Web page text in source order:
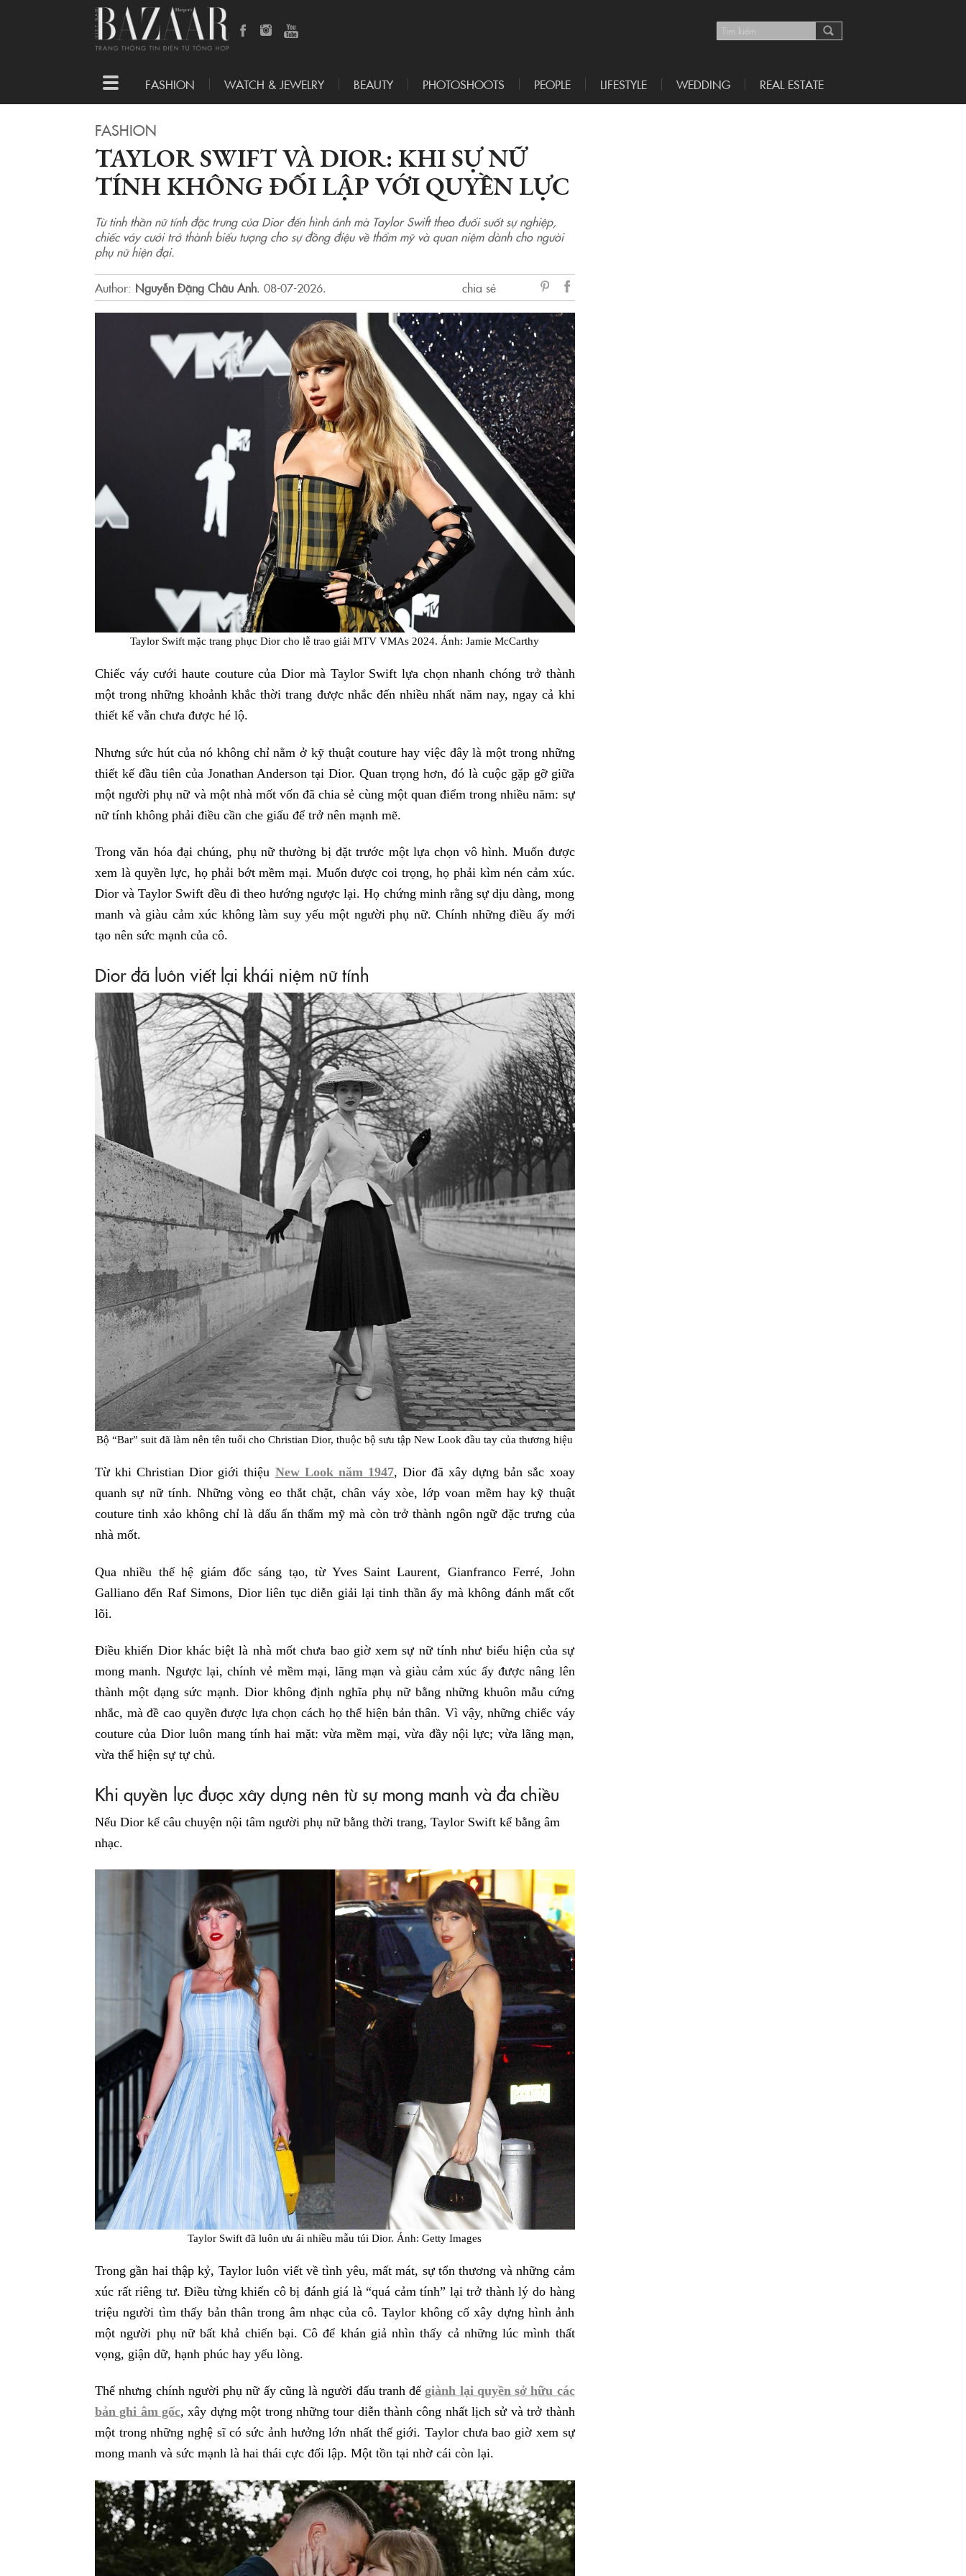
Toggle
navigation
FASHION WATCH & JEWELRY BEAUTY PHOTOSHOOTS PEOPLE LIFESTYLE WEDDING REAL ESTATE
FASHION
TAYLOR SWIFT VÀ DIOR: KHI SỰ NỮ
TÍNH KHÔNG ĐỐI LẬP VỚI QUYỀN LỰC
Từ tinh thần nữ tính đặc trưng của Dior đến hình ảnh mà Taylor Swift theo đuổi suốt sự nghiệp,
chiếc váy cưới trở thành biểu tượng cho sự đồng điệu về thẩm mỹ và quan niệm dành cho người
phụ nữ hiện đại.
Author: Nguyễn Đặng Châu Anh. 08-07-2026.
chia sẻ
Facebook
Taylor Swift mặc trang phục Dior cho lễ trao giải MTV VMAs 2024. Ảnh: Jamie McCarthy
Chiếc váy cưới haute couture của Dior mà Taylor Swift lựa chọn nhanh chóng trở thành
một trong những khoảnh khắc thời trang được nhắc đến nhiều nhất năm nay, ngay cả khi
thiết kế vẫn chưa được hé lộ.
Nhưng sức hút của nó không chỉ nằm ở kỹ thuật couture hay việc đây là một trong những
thiết kế đầu tiên của Jonathan Anderson tại Dior. Quan trọng hơn, đó là cuộc gặp gỡ giữa
một người phụ nữ và một nhà mốt vốn đã chia sẻ cùng một quan điểm trong nhiều năm: sự
nữ tính không phải điều cần che giấu để trở nên mạnh mẽ.
Trong văn hóa đại chúng, phụ nữ thường bị đặt trước một lựa chọn vô hình. Muốn được
xem là quyền lực, họ phải bớt mềm mại. Muốn được coi trọng, họ phải kìm nén cảm xúc.
Dior và Taylor Swift đều đi theo hướng ngược lại. Họ chứng minh rằng sự dịu dàng, mong
manh và giàu cảm xúc không làm suy yếu một người phụ nữ. Chính những điều ấy mới
tạo nên sức mạnh của cô.
Dior đã luôn viết lại khái niệm nữ tính
Bộ “Bar” suit đã làm nên tên tuổi cho Christian Dior, thuộc bộ sưu tập New Look đầu tay của thương hiệu
Từ khi Christian Dior giới thiệu New Look năm 1947, Dior đã xây dựng bản sắc xoay
quanh sự nữ tính. Những vòng eo thắt chặt, chân váy xòe, lớp voan mềm hay kỹ thuật
couture tinh xảo không chỉ là dấu ấn thẩm mỹ mà còn trở thành ngôn ngữ đặc trưng của
nhà mốt.
Qua nhiều thế hệ giám đốc sáng tạo, từ Yves Saint Laurent, Gianfranco Ferré, John
Galliano đến Raf Simons, Dior liên tục diễn giải lại tinh thần ấy mà không đánh mất cốt
lõi.
Điều khiến Dior khác biệt là nhà mốt chưa bao giờ xem sự nữ tính như biểu hiện của sự
mong manh. Ngược lại, chính vẻ mềm mại, lãng mạn và giàu cảm xúc ấy được nâng lên
thành một dạng sức mạnh. Dior không định nghĩa phụ nữ bằng những khuôn mẫu cứng
nhắc, mà đề cao quyền được lựa chọn cách họ thể hiện bản thân. Vì vậy, những chiếc váy
couture của Dior luôn mang tính hai mặt: vừa mềm mại, vừa đầy nội lực; vừa lãng mạn,
vừa thể hiện sự tự chủ.
Khi quyền lực được xây dựng nên từ sự mong manh và đa chiều
Nếu Dior kể câu chuyện nội tâm người phụ nữ bằng thời trang, Taylor Swift kể bằng âm
nhạc.
Taylor Swift đã luôn ưu ái nhiều mẫu túi Dior. Ảnh: Getty Images
Trong gần hai thập kỷ, Taylor luôn viết về tình yêu, mất mát, sự tổn thương và những cảm
xúc rất riêng tư. Điều từng khiến cô bị đánh giá là “quá cảm tính” lại trở thành lý do hàng
triệu người tìm thấy bản thân trong âm nhạc của cô. Taylor không cố xây dựng hình ảnh
một người phụ nữ bất khả chiến bại. Cô để khán giả nhìn thấy cả những lúc mình thất
vọng, giận dữ, hạnh phúc hay yếu lòng.
Thế nhưng chính người phụ nữ ấy cũng là người đấu tranh đểgiành lại quyền sở hữu các
bản ghi âm gốc, xây dựng một trong những tour diễn thành công nhất lịch sử và trở thành
một trong những nghệ sĩ có sức ảnh hưởng lớn nhất thế giới. Taylor chưa bao giờ xem sự
mong manh và sức mạnh là hai thái cực đối lập. Một tồn tại nhờ cái còn lại.